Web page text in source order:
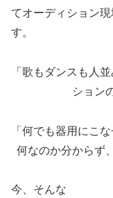
てオーディション
す。
「歌もダンスも人
ション
「何でも器用にこ
何なのか分からず
今、そんな